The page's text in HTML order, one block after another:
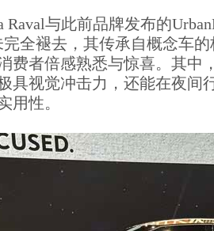
Raval与此前品牌发布的
全褪去，其传承自概念车
费者倍感熟悉与惊喜。其中
具视觉冲击力，还能在夜间
用性。